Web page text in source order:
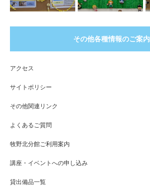
その他各種情報のご案内
アクセス
サイトポリシー
その他関連リンク
よくあるご質問
牧野北分館ご利用案内
講座・イベントへの申し込み
貸出備品一覧